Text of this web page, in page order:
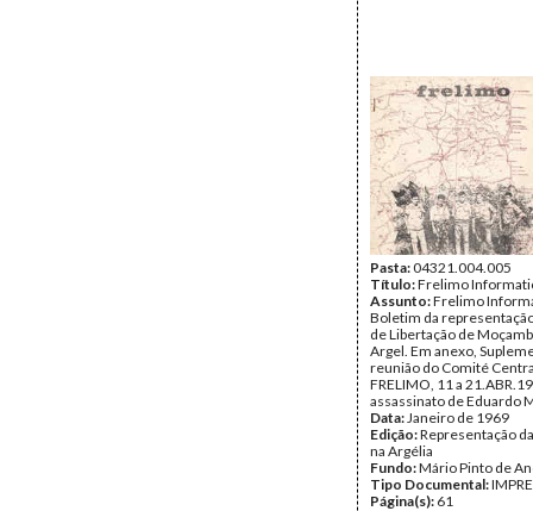
Pasta:04321.004.005
Título:Frelimo
Assunto:Frelimo
Boletim da
de Libertação de
Argel. Em anexo,
reunião do Comité
FRELIMO, 11 a
assassinato de Eduardo
Data:Janeiro de 1969
Edição:Representação
na Argélia
Fundo:Mário Pinto de
Tipo Documental:
Página(s): 61